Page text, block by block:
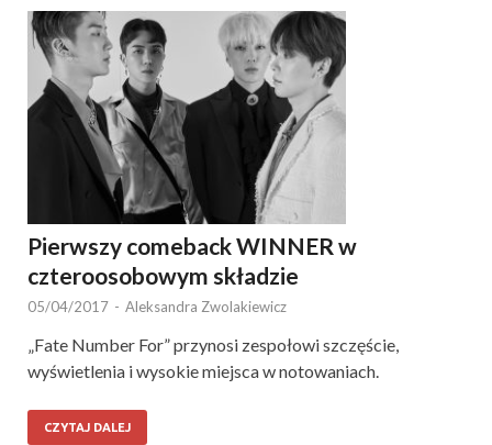
Pierwszy comeback WINNER w
czteroosobowym składzie
05/04/2017 - Aleksandra Zwolakiewicz
„Fate Number For” przynosi zespołowi szczęście,
wyświetlenia i wysokie miejsca w notowaniach.
CZYTAJ DALEJ